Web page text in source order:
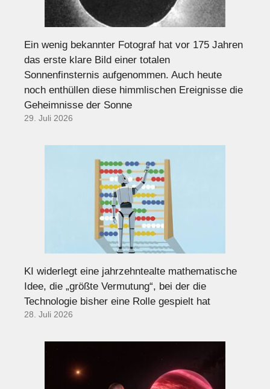
Ein wenig bekannter Fotograf hat vor 175 Jahren
das erste klare Bild einer totalen
Sonnenfinsternis aufgenommen. Auch heute
noch enthüllen diese himmlischen Ereignisse die
Geheimnisse der Sonne
29. Juli 2026
KI widerlegt eine jahrzehntealte mathematische
Idee, die „größte Vermutung“, bei der die
Technologie bisher eine Rolle gespielt hat
28. Juli 2026